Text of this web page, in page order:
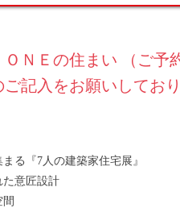
ＮＥの住まい （ご予
記入をお願いしており
る『7人の建築家住宅展』
た意匠設計